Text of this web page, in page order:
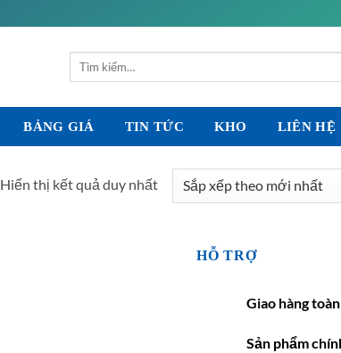
Tìm
BẢNG GIÁ TIN TỨC KHO LIÊN HỆ
Hiển thị kết quả duy nhất
HỖ TRỢ
Giao hàng
Sản phẩm